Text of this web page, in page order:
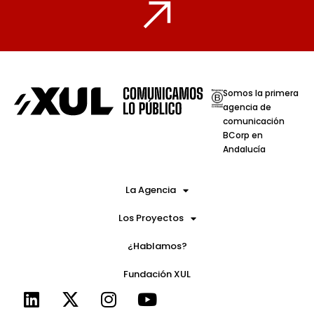
Somos la primera
agencia de
comunicación
BCorp en
Andalucía
La Agencia
Los Proyectos
¿Hablamos?
Fundación XUL